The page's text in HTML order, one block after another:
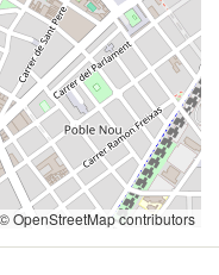
© OpenStreetMap contributors